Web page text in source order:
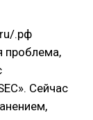
.рф
проблема,
Сейчас